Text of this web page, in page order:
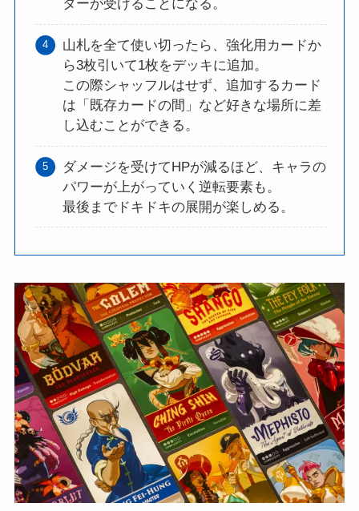
ターが受けることになる。
山札を全て使い切ったら、強化用カードか
ら3枚引いて1枚をデッキに追加。
この際シャッフルはせず、追加するカード
は「既存カードの間」など好きな場所に差
し込むことができる。
ダメージを受けてHPが減るほど、キャラの
パワーが上がっていく逆転要素も。
最後までドキドキの展開が楽しめる。